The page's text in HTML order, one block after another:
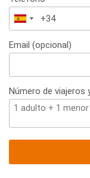
España
+34
Email (opcional)
Número de viajeros